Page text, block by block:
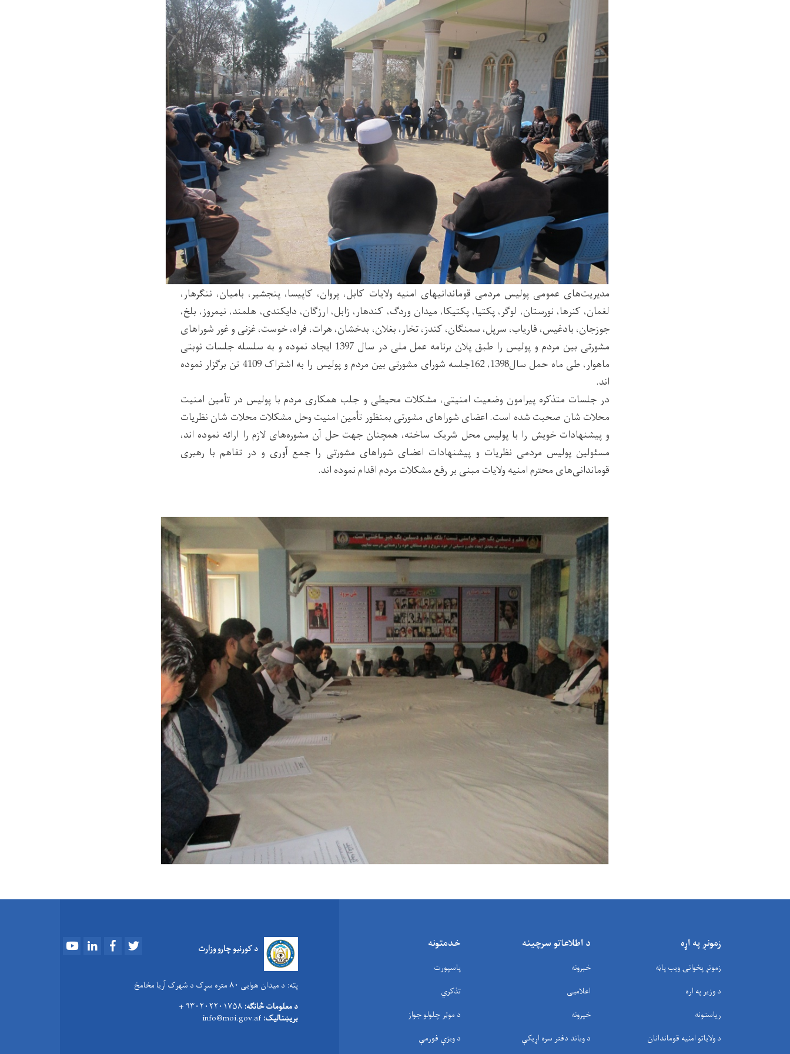
مدیریت‌های عمومی پولیس مردمی قوماندانی‎های امنیه ولایات کابل، پروان، کاپیسا، پنجشیر، بامیان، ننگرهار،
لغمان، کنرها، نورستان، لوگر، پکتیا، پکتیکا، میدان وردگ، کندهار، زابل، ارزگان، دایکندی، هلمند، نیمروز، بلخ،
جوزجان، بادغیس، فاریاب، سرپل، سمنگان، کندز، تخار، بغلان، بدخشان، هرات، فراه، خوست، غزنی و غور شوراهای
مشورتی بین مردم و پولیس را طبق پلان برنامه عمل ملی در سال 1397 ایجاد نموده و به سلسله جلسات نوبتی
ماهوار، طی ماه حمل سال1398، 162جلسه شورای مشورتی بین مردم و پولیس را به اشتراک 4109 تن برگزار نموده
اند.
در جلسات متذکره پیرامون وضعیت امنیتی، مشکلات محیطی و جلب همکاری مردم با پولیس در تأمین امنیت
محلات شان صحبت شده است. اعضای شوراهای مشورتی بمنظور تأمین امنیت وحل مشکلات محلات شان نظریات
و پیشنهادات خویش را با پولیس محل شریک ساخته، همچنان جهت حل آن مشوره‌های لازم را ارائه نموده اند،
مسئولین پولیس مردمی نظریات و پیشنهادات اعضای شوراهای مشورتی را جمع آوری و در تفاهم با رهبری
قوماندانی‌های محترم امنیه ولایات مبنی بر رفع مشکلات مردم اقدام نموده اند.
زمونږ په اړه
زمونږ پخوانۍ ویب پاڼه
د وزیر په اره
ریاستونه
د ولایاتو امنیه قوماندانان
د اطلاعاتو سرچینه
خبرونه
اعلامیی
خپرونه
د وياند دفتر سره اړیکې
خدمتونه
پاسپورت
تذکري
د موټر چلولو جواز
د ویزې فورمې
د کورنیو چارو وزارت YoutubeLinkedInFacebook
پته: د میدان هوایی ۸۰ متره سړک د شهرک آریا مخامخ
د معلومات څانګه: ۹۳۰۲۰۲۲۰۱۷۵۸ +
بریښنالیک: info@moi.gov.af